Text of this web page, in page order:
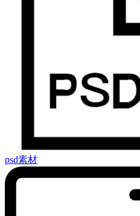
psd素材